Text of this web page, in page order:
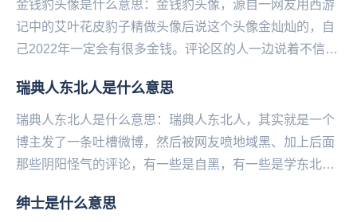
金钱豹头像是什么意思：‌‌‌‌‌‌‌‌‌‌‌‌金钱豹头像，源自一网友用西游
记中的艾叶花皮豹子精做头像后说这个头像金灿灿的，自
己2022年一定会有很多金钱。评论区的人一边说着不信，
瑞典人东北人是什么意思
瑞典人东北人是什么意思：瑞典人东北人，其实就是一个
博主发了一条吐槽微博，然后被网友喷地域黑、加上后面
那些阴阳怪气的评论，有一些是自黑，有一些是学东北人
说...
绅士是什么意思